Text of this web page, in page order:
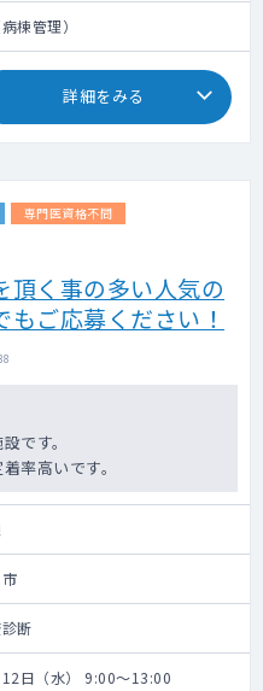
棟管理）
詳細をみる
専門医資格不問
頂く事の多い人気の
ご応募ください！
です。
率高いです。
断
日（水） 9:00～13:00